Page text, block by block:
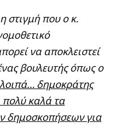
στιγμή που ο κ.
να αποκλειστεί
βουλευτής όπως ο
δημοκράτης
πολύ καλά τα
δημοσκοπήσεων για